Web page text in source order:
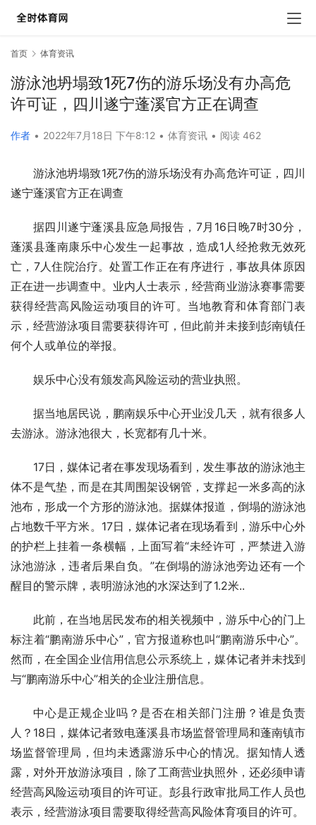
首页 体育资讯
游泳池坍塌致1死7伤的游乐场没有办高危
许可证，四川遂宁蓬溪官方正在调查
作者 • 2022年7月18日 下午8:12 • 体育资讯 • 阅读 462
游泳池坍塌致1死7伤的游乐场没有办高危许可证，四川
遂宁蓬溪官方正在调查
据四川遂宁蓬溪县应急局报告，7月16日晚7时30分，
蓬溪县蓬南康乐中心发生一起事故，造成1人经抢救无效死
亡，7人住院治疗。处置工作正在有序进行，事故具体原因
正在进一步调查中。业内人士表示，经营商业游泳赛事需要
获得经营高风险运动项目的许可。当地教育和体育部门表
示，经营游泳项目需要获得许可，但此前并未接到彭南镇任
何个人或单位的举报。
娱乐中心没有颁发高风险运动的营业执照。
据当地居民说，鹏南娱乐中心开业没几天，就有很多人
去游泳。游泳池很大，长宽都有几十米。
17日，媒体记者在事发现场看到，发生事故的游泳池主
体不是气垫，而是在其周围架设钢管，支撑起一米多高的泳
池布，形成一个方形的游泳池。据媒体报道，倒塌的游泳池
占地数千平方米。17日，媒体记者在现场看到，游乐中心外
的护栏上挂着一条横幅，上面写着“未经许可，严禁进入游
泳池游泳，违者后果自负。”在倒塌的游泳池旁边还有一个
醒目的警示牌，表明游泳池的水深达到了1.2米..
此前，在当地居民发布的相关视频中，游乐中心的门上
标注着“鹏南游乐中心”，官方报道称也叫“鹏南游乐中心”。
然而，在全国企业信用信息公示系统上，媒体记者并未找到
与“鹏南游乐中心”相关的企业注册信息。
中心是正规企业吗？是否在相关部门注册？谁是负责
人？18日，媒体记者致电蓬溪县市场监督管理局和蓬南镇市
场监督管理局，但均未透露游乐中心的情况。据知情人透
露，对外开放游泳项目，除了工商营业执照外，还必须申请
经营高风险运动项目的许可证。彭县行政审批局工作人员也
表示，经营游泳项目需要取得经营高风险体育项目的许可。